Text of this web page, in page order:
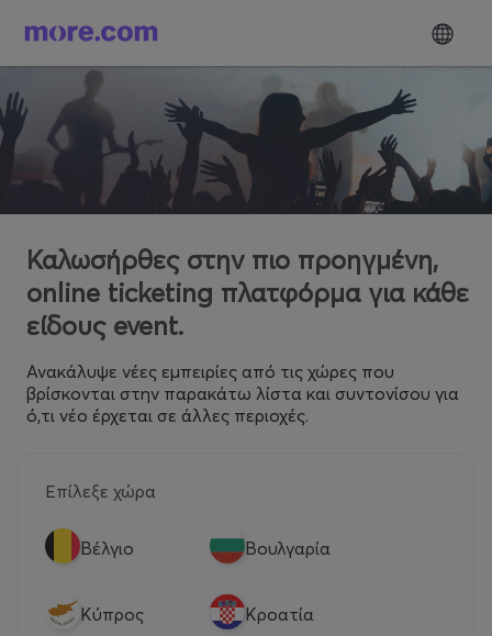
Καλωσήρθες στην πιο προηγμένη,
online ticketing πλατφόρμα για κάθε
είδους event.
Ανακάλυψε νέες εμπειρίες από τις χώρες που
βρίσκονται στην παρακάτω λίστα και συντονίσου για
ό,τι νέο έρχεται σε άλλες περιοχές.
Επίλεξε χώρα
Βέλγιο Βουλγαρία
Κύπρος Κροατία